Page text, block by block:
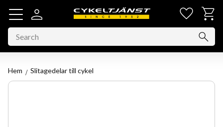
Menu
Basket
Hem Slitagedelar till cykel